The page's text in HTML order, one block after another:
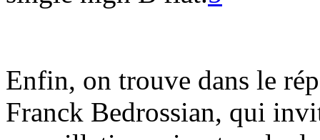
Enfin, on trouve dans le
Franck Bedrossian, qui